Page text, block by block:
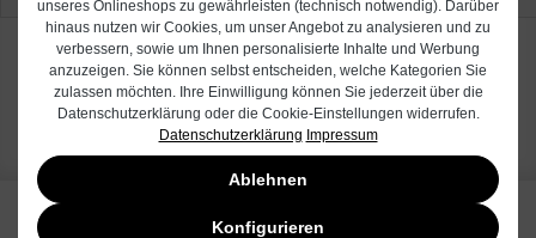
3000
unseres Onlineshops zu gewährleisten (technisch notwendig). Darüber
hinaus nutzen wir Cookies, um unser Angebot zu analysieren und zu
verbessern, sowie um Ihnen personalisierte Inhalte und Werbung
anzuzeigen. Sie können selbst entscheiden, welche Kategorien Sie
zulassen möchten. Ihre Einwilligung können Sie jederzeit über die
Datenschutzerklärung oder die Cookie-Einstellungen widerrufen.
Datenschutzerklärung Impressum
Ablehnen
Konfigurieren